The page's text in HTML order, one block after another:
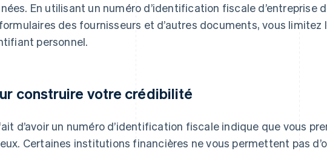
En utilisant un numéro d’identification fiscale d’entreprise
des fournisseurs et d’autres documents, vous
personnel.
construire votre crédibilité
d’avoir un numéro d’identification fiscale indique que vous
Certaines institutions financières ne vous permettent pas